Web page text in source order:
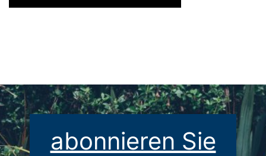
abonnieren Sie